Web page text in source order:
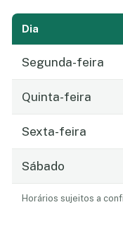
Dia
Segunda-feira
Quinta-feira
Sexta-feira
Sábado
Horários sujeitos a